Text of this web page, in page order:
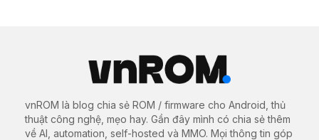
vnROM là blog chia sẻ ROM / firmware cho Android, thủ
thuật công nghệ, mẹo hay. Gần đây mình có chia sẻ thêm
về AI, automation, self-hosted và MMO. Mọi thông tin góp